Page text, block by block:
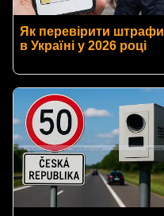
Як перевірити штрафи
в Україні у 2026 році